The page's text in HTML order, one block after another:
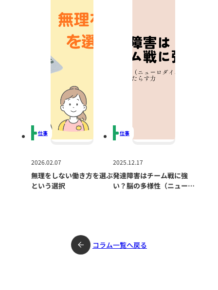
2026.02.07
無理をしない働き方を選ぶ
という選択
仕事
2025.12.17
発達障害はチーム戦に強
い？脳の多様性（ニューロ
仕事
コラム一覧へ戻る